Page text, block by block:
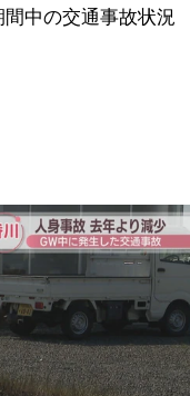
中の交通事故状況